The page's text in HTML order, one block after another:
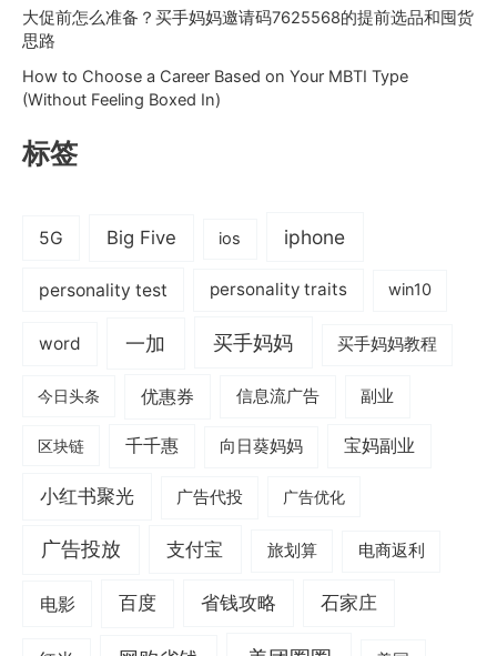
大促前怎么准备？买手妈妈邀请码7625568的提前选品和囤货
思路
How to Choose a Career Based on Your MBTI Type
(Without Feeling Boxed In)
标签
5G Big Five ios iphone
personality test personality traits win10
word 一加 买手妈妈 买手妈妈教程
今日头条 优惠券 信息流广告 副业
区块链 千千惠 向日葵妈妈 宝妈副业
小红书聚光 广告代投 广告优化
广告投放 支付宝 旅划算 电商返利
电影 百度 省钱攻略 石家庄